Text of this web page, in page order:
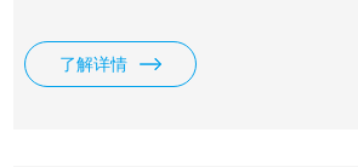
持端口阻抗转换、端口扩展功能，支持极
能，支持夹具仿真和去嵌入功能，支持线
了解详情